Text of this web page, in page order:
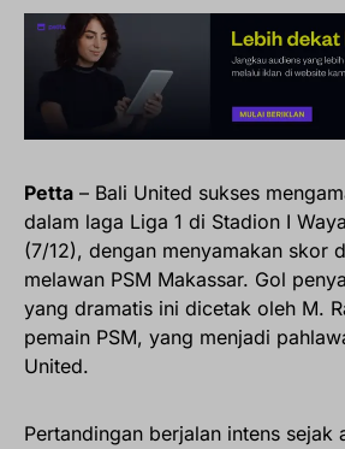
Petta – Bali United sukses
dalam laga Liga 1 di Stadion I
(7/12), dengan menyamakan skor
melawan PSM Makassar. Gol
yang dramatis ini dicetak oleh M.
pemain PSM, yang menjadi
United.
Pertandingan berjalan intens sejak